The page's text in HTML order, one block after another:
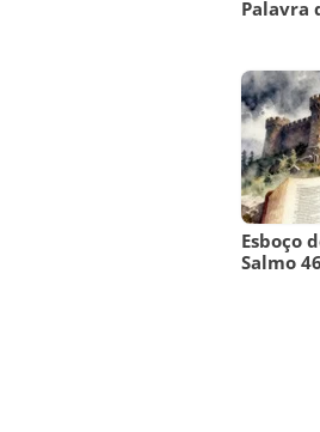
Palavra
Esboço
Salmo 46